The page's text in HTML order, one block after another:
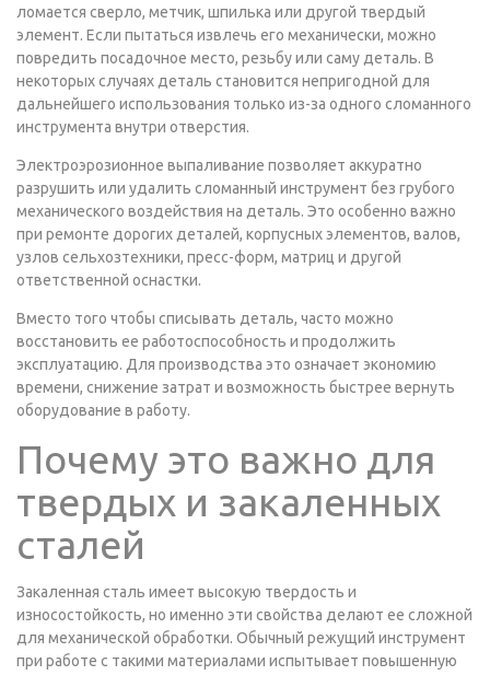
ломается сверло, метчик, шпилька или другой твердый
элемент. Если пытаться извлечь его механически, можно
повредить посадочное место, резьбу или саму деталь. В
некоторых случаях деталь становится непригодной для
дальнейшего использования только из-за одного сломанного
инструмента внутри отверстия.
Электроэрозионное выпаливание позволяет аккуратно
разрушить или удалить сломанный инструмент без грубого
механического воздействия на деталь. Это особенно важно
при ремонте дорогих деталей, корпусных элементов, валов,
узлов сельхозтехники, пресс-форм, матриц и другой
ответственной оснастки.
Вместо того чтобы списывать деталь, часто можно
восстановить ее работоспособность и продолжить
эксплуатацию. Для производства это означает экономию
времени, снижение затрат и возможность быстрее вернуть
оборудование в работу.
Почему это важно для
твердых и закаленных
сталей
Закаленная сталь имеет высокую твердость и
износостойкость, но именно эти свойства делают ее сложной
для механической обработки. Обычный режущий инструмент
при работе с такими материалами испытывает повышенную